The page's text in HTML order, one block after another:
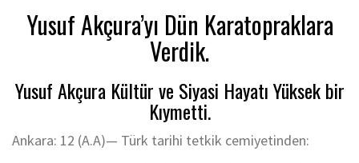
Yusuf Akçura’yı Dün Karatopraklara
Verdik.
Yusuf Akçura Kültür ve Siyasi Hayatı Yüksek bir
Kıymetti.
Ankara: 12 (A.A)— Türk tarihi tetkik cemiyetinden: